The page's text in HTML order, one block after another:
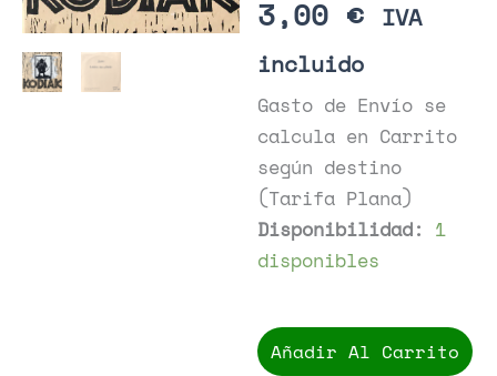
3,00 € IVA
incluido
Gasto de Envío se
calcula en Carrito
según destino
(Tarifa Plana)
Disponibilidad: 1
disponibles
-
Zero
Añadir Al Carrito